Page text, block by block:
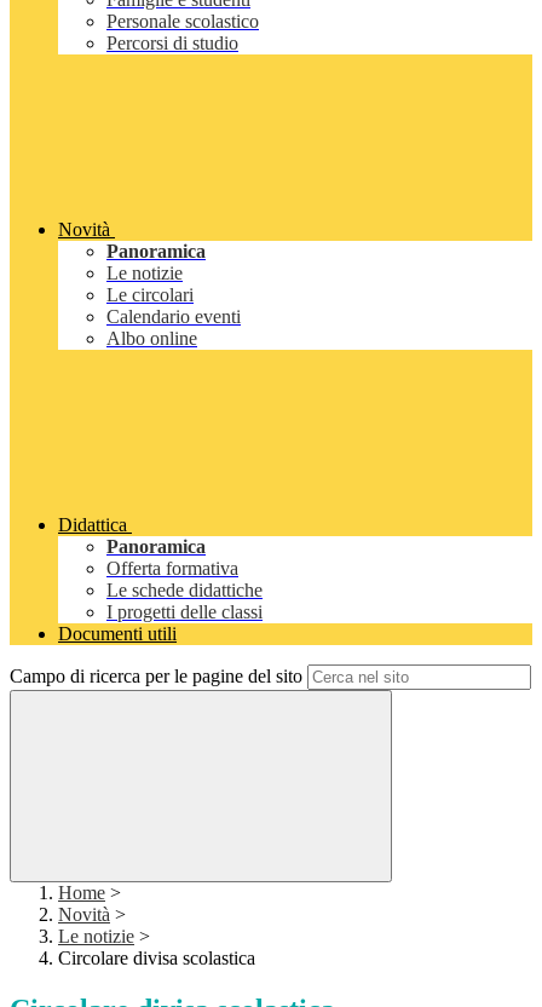
Personale scolastico
Percorsi di studio
Novità
Panoramica
Le notizie
Le circolari
Calendario eventi
Albo online
Didattica
Panoramica
Offerta formativa
Le schede didattiche
I progetti delle classi
Documenti utili
Campo di ricerca per le pagine del sito
Home >
Novità >
Le notizie >
Circolare divisa scolastica